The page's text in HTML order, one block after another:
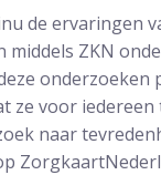
de ervaringen
middels ZKN
onderzoeken
ze voor
naar